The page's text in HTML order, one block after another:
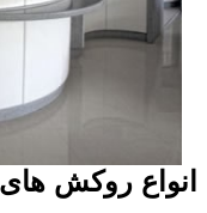
انواع روکش